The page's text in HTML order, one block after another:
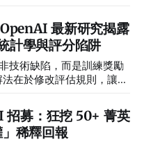
最新研究揭露
計學與評分陷阱
技術缺陷，而是訓練獎勵
在於修改評估規則，讓模
招募：狂挖 50+ 菁英
稀釋回報